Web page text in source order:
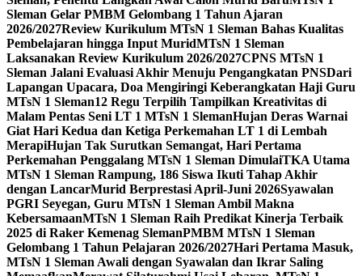
Sleman Gelar PMBM Gelombang 1 Tahun Ajaran
2026/2027Review Kurikulum MTsN 1 Sleman Bahas Kualitas
Pembelajaran hingga Input MuridMTsN 1 Sleman
Laksanakan Review Kurikulum 2026/2027CPNS MTsN 1
Sleman Jalani Evaluasi Akhir Menuju Pengangkatan PNSDari
Lapangan Upacara, Doa Mengiringi Keberangkatan Haji Guru
MTsN 1 Sleman12 Regu Terpilih Tampilkan Kreativitas di
Malam Pentas Seni LT 1 MTsN 1 SlemanHujan Deras Warnai
Giat Hari Kedua dan Ketiga Perkemahan LT 1 di Lembah
MerapiHujan Tak Surutkan Semangat, Hari Pertama
Perkemahan Penggalang MTsN 1 Sleman DimulaiTKA Utama
MTsN 1 Sleman Rampung, 186 Siswa Ikuti Tahap Akhir
dengan LancarMurid Berprestasi April-Juni 2026Syawalan
PGRI Seyegan, Guru MTsN 1 Sleman Ambil Makna
KebersamaanMTsN 1 Sleman Raih Predikat Kinerja Terbaik
2025 di Raker Kemenag SlemanPMBM MTsN 1 Sleman
Gelombang 1 Tahun Pelajaran 2026/2027Hari Pertama Masuk,
MTsN 1 Sleman Awali dengan Syawalan dan Ikrar Saling